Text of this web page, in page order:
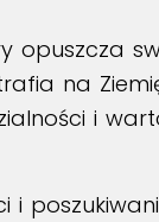
opuszcza
na
i